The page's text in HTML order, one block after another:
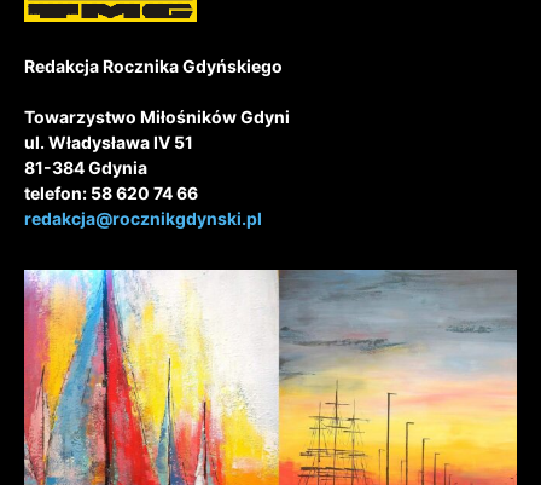
Redakcja Rocznika Gdyńskiego
Towarzystwo Miłośników Gdyni
ul. Władysława IV 51
81-384 Gdynia
telefon: 58 620 74 66
redakcja@rocznikgdynski.pl